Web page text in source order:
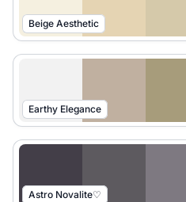
Beige Aesthetic
Earthy Elegance
Astro Novalite♡